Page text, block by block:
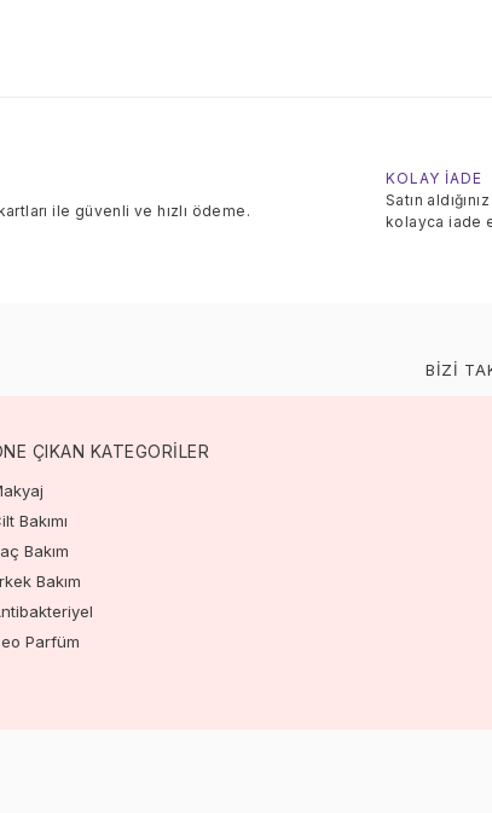
ile güvenli ve hızlı ödeme.
KOLAY İADE
Satın
kolayca iade
BİZİ
ÇIKAN KATEGORİLER
Bakımı
Bakım
Bakım
Parfüm